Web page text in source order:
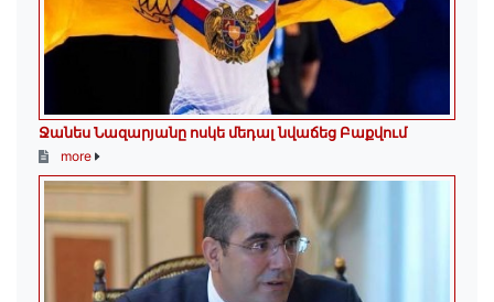
Ջանես Նազարյանը ոսկե մեդալ նվաճեց Բաքվում
more